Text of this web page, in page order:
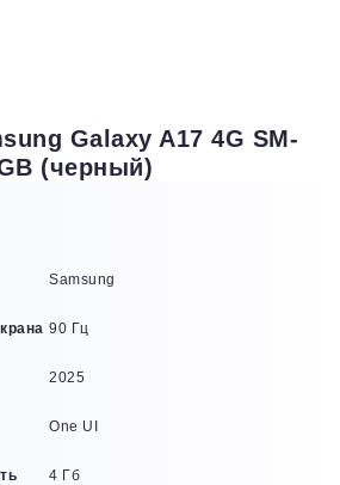
Galaxy A17 4G SM-
(черный)
Samsung
90 Гц
2025
One UI
4 Гб